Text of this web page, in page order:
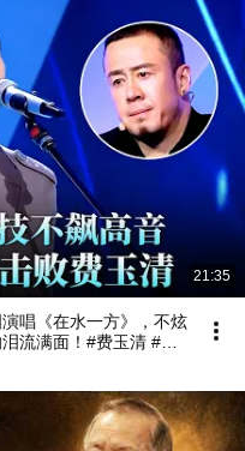
21:35
唱《在水一方》，不炫
流满面！#费玉清 #任